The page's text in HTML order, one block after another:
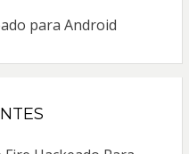
para Android